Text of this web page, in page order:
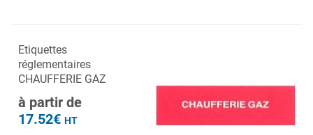
Etiquettes
réglementaires
CHAUFFERIE GAZ
à partir de
17.52€ HT